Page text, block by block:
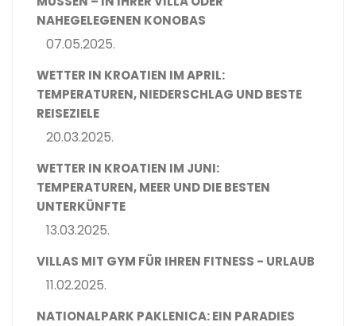
NAHEGELEGENEN KONOBAS
07.05.2025.
WETTER IN KROATIEN IM APRIL:
TEMPERATUREN, NIEDERSCHLAG UND BESTE
REISEZIELE
20.03.2025.
WETTER IN KROATIEN IM JUNI:
TEMPERATUREN, MEER UND DIE BESTEN
UNTERKÜNFTE
13.03.2025.
VILLAS MIT GYM FÜR IHREN FITNESS - URLAUB
11.02.2025.
NATIONALPARK PAKLENICA: EIN PARADIES